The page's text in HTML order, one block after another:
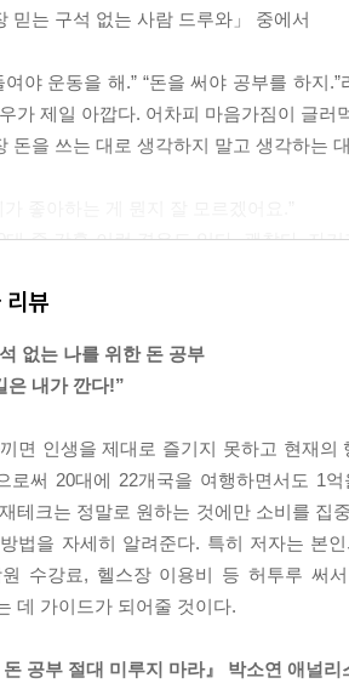
믿는 구석 없는 사람 드루와」 중에서
여야 운동을 해.” “돈을 써야 공부를 하지
가 제일 아깝다. 어차피 마음가짐이 글
돈을 쓰는 대로 생각하지 말고 생각하는
대 중 간혹 이런 경우도 있다. 괜찮다. 자
다이아몬드 멘탈로 거듭나기」 중에서
생 때 쓴 다이어리를 보면 일상생활보
업무 일지를 2~3줄 정도 써놓은 것이다.
짧은 시간에 이런 과정을 겪으면 배우는
하게 될 일이야.’라고 생각하기 때문에 일
밀도 있는 삶의 비결」 중에서
리뷰
없는 나를 위한 돈 공부
은 내가 깐다!”
면 인생을 제대로 즐기지 못하고 현재
로써 20대에 22개국을 여행하면서도 1
테크는 정말로 원하는 것에만 소비를 집
법을 자세히 알려준다. 특히 저자는 본
수강료, 헬스장 이용비 등 허투루 써
데 가이드가 되어줄 것이다.
돈 공부 절대 미루지 마라』 박소연 애널리